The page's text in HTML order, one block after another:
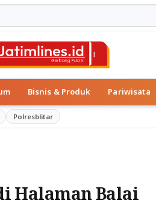
Bisnis & Produk Pariwisata
Polresblitar
Halaman Balai